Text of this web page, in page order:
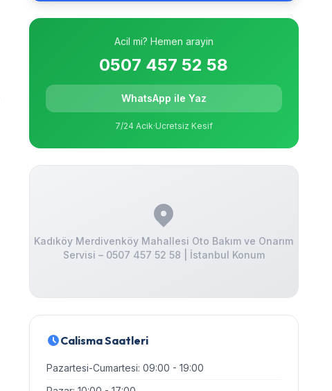
Acil mi? Hemen arayin
0507 457 52 58
WhatsApp ile Yaz
7/24 Acik·Ucretsiz Kesif
Kadıköy Merdivenköy Mahallesi Oto Bakım ve Onarım
Servisi – 0507 457 52 58 | İstanbul Konum
Calisma Saatleri
Pazartesi-Cumartesi: 09:00 - 19:00